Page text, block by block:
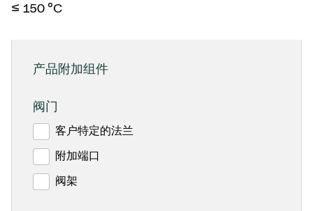
≤ 150 °C
产品附加组件
阀门
客户特定的法兰
附加端口
阀架